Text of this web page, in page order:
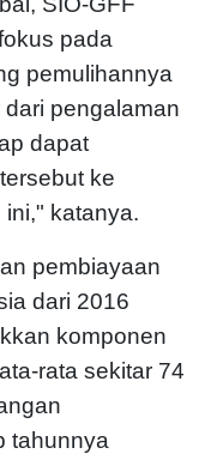
pada
pemulihannya
pengalaman
dapat
ke
katanya.
pembiayaan
dari 2016
komponen
rata sekitar 74
tahunnya